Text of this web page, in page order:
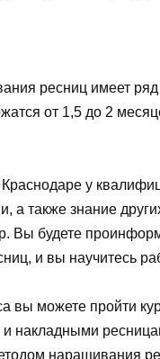
ресниц имеет
от 1,5 до 2
у
а также знание
Вы будете
и вы научитесь
вы можете пройти
и накладными
наращивания